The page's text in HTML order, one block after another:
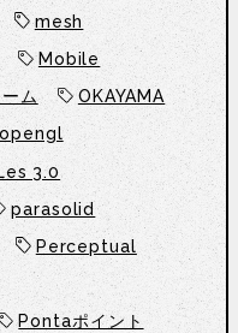
mesh
Mobile
ム
OKAYAMA
opengl
3.0
parasolid
Perceptual
Pontaポイント